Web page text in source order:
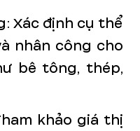
Xác định cụ thể
nhân công cho
bê tông, thép,
khảo giá thị